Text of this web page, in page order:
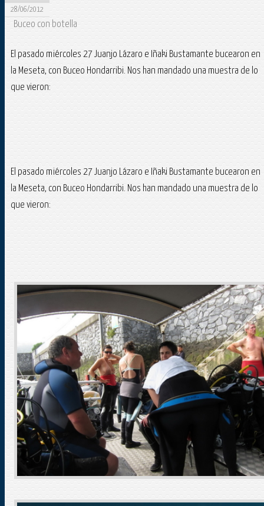
28/06/2012
Buceo con botella
El pasado miércoles 27 Juanjo Lázaro e Iñaki Bustamante bucearon en
la Meseta, con Buceo Hondarribi. Nos han mandado una muestra de lo
que vieron:
El pasado miércoles 27 Juanjo Lázaro e Iñaki Bustamante bucearon en
la Meseta, con Buceo Hondarribi. Nos han mandado una muestra de lo
que vieron: